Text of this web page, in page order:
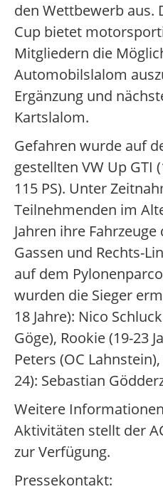
den Wettbewerb aus.
Cup bietet
Mitgliedern die
Automobilslalom
Ergänzung und
Kartslalom.
Gefahren wurde auf
gestellten VW Up GTI
115 PS). Unter
Teilnehmenden im
Jahren ihre
Gassen und Rechts-
auf dem
wurden die Sieger
18 Jahre): Nico
Göge), Rookie (19-23
Peters (OC
24): Sebastian
Weitere
Aktivitäten stellt der
zur Verfügung.
Pressekontakt: